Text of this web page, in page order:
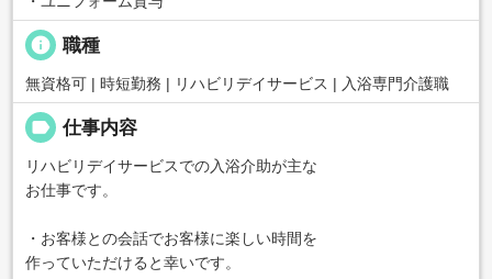
info 職種
無資格可 | 時短勤務 | リハビリデイサービス | 入浴専門介護職
label 仕事内容
リハビリデイサービスでの入浴介助が主な
お仕事です。
・お客様との会話でお客様に楽しい時間を
作っていただけると幸いです。